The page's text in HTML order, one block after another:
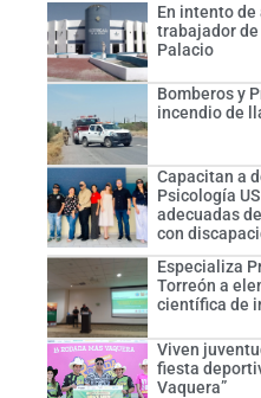
En intento
trabajador
Palacio
Bomberos y
incendio de
Capacitan a
Psicología
adecuadas
con
Especializa
Torreón a
científica de
Viven
fiesta
Vaquera”